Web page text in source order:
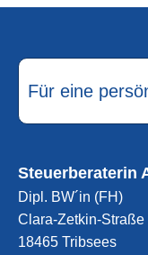
Für eine
Steuerberaterin
Dipl. BW´in (FH)
Clara-Zetkin-Straße
18465 Tribsees